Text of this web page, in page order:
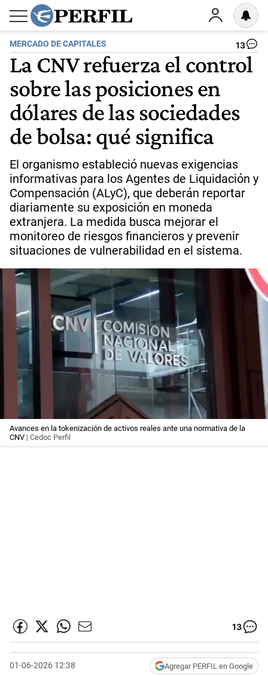
MERCADO DE CAPITALES 13
La CNV refuerza el control
sobre las posiciones en
dólares de las sociedades
de bolsa: qué significa
El organismo estableció nuevas exigencias
informativas para los Agentes de Liquidación y
Compensación (ALyC), que deberán reportar
diariamente su exposición en moneda
extranjera. La medida busca mejorar el
monitoreo de riesgos financieros y prevenir
situaciones de vulnerabilidad en el sistema.
Avances en la tokenización de activos reales ante una normativa de la
CNV | Cedoc Perfil
13
01-06-2026 12:38 Agregar PERFIL en Google